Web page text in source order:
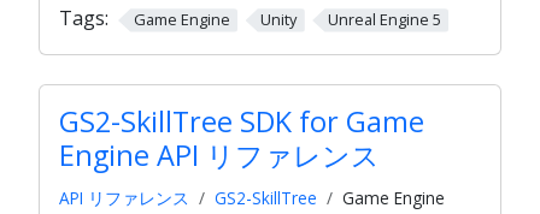
Tags:
Game Engine Unity Unreal Engine 5
GS2-SkillTree SDK for Game
Engine API リファレンス
API リファレンス GS2-SkillTree Game Engine